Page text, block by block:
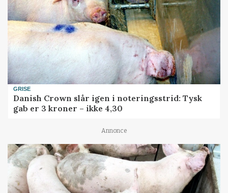
GRISE
Danish Crown slår igen i noteringsstrid: Tysk
gab er 3 kroner – ikke 4,30
Annonce